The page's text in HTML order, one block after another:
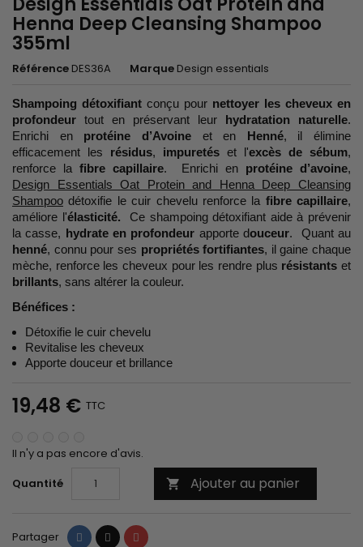
Henna Deep Cleansing Shampoo
355ml
Référence DES36A Marque Design essentials
Shampoing détoxifiant conçu pour nettoyer les cheveux en
profondeur tout en préservant leur hydratation naturelle.
Enrichi en protéine d’Avoineet en Henné, il élimine
efficacement les résidus, impuretés et l'excès de sébum,
renforce la fibre capillaire. Enrichi en protéine d’avoine,
Design Essentials Oat Protein and Henna Deep Cleansing
Shampoo détoxifie le cuir chevelu renforce la fibre capillaire,
améliore l'élasticité. Ce shampoing détoxifiant aide à prévenir
la casse, hydrate en profondeur apporte douceur. Quant au
henné, connu pour ses propriétés fortifiantes, il gaine chaque
mèche, renforce les cheveux pour les rendre plus résistants et
brillants, sans altérer la couleur.
Bénéfices :
Détoxifie le cuir chevelu
Revitalise les cheveux
Apporte douceur et brillance
19,48 € TTC
Il n'y a pas encore d'avis.
Quantité
 Ajouter au panier
Partager PartagerTweet Pinterest